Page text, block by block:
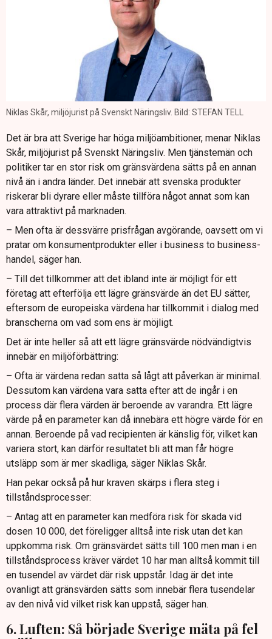
Niklas Skår, miljöjurist på Svenskt Näringsliv. Bild: STEFAN TELL
Det är bra att Sverige har höga miljöambitioner, menar Niklas
Skår, miljöjurist på Svenskt Näringsliv. Men tjänstemän och
politiker tar en stor risk om gränsvärdena sätts på en annan
nivå än i andra länder. Det innebär att svenska produkter
riskerar bli dyrare eller måste tillföra något annat som kan
vara attraktivt på marknaden.
– Men ofta är dessvärre prisfrågan avgörande, oavsett om vi
pratar om konsumentprodukter eller i business to business-
handel, säger han.
– Till det tillkommer att det ibland inte är möjligt för ett
företag att efterfölja ett lägre gränsvärde än det EU sätter,
eftersom de europeiska värdena har tillkommit i dialog med
branscherna om vad som ens är möjligt.
Det är inte heller så att ett lägre gränsvärde nödvändigtvis
innebär en miljöförbättring:
– Ofta är värdena redan satta så lågt att påverkan är minimal.
Dessutom kan värdena vara satta efter att de ingår i en
process där flera värden är beroende av varandra. Ett lägre
värde på en parameter kan då innebära ett högre värde för en
annan. Beroende på vad recipienten är känslig för, vilket kan
variera stort, kan därför resultatet bli att man får högre
utsläpp som är mer skadliga, säger Niklas Skår.
Han pekar också på hur kraven skärps i flera steg i
tillståndsprocesser:
– Antag att en parameter kan medföra risk för skada vid
dosen 10 000, det föreligger alltså inte risk utan det kan
uppkomma risk. Om gränsvärdet sätts till 100 men man i en
tillståndsprocess kräver värdet 10 har man alltså kommit till
en tusendel av värdet där risk uppstår. Idag är det inte
ovanligt att gränsvärden sätts som innebär flera tusendelar
av den nivå vid vilket risk kan uppstå, säger han.
6. Luften: Så började Sverige mäta på fel